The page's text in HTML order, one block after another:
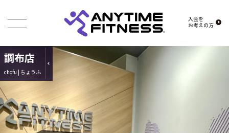
入会を
お考えの方
調布店
chofu | ちょうふ